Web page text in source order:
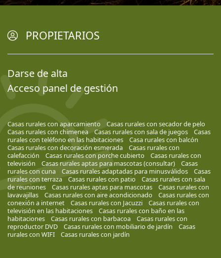
PROPIETARIOS
Darse de alta
Acceso panel de gestión
Casas rurales con aparcamiento
Casas rurales con secador de pelo
Casas rurales con chimenea
Casas rurales con sala de juegos
Casas
rurales con teléfono en las habitaciones
Casa rurales con balcón
Casas rurales con decoración esmerada
Casas rurales con
calefacción
Casas rurales con porche cubierto
Casas rurales con
televisión
Casas rurales aptas para mascotas (consultar)
Casas
rurales con cuna
Casas rurales adaptadas para minusválidos
Casas
rurales con terraza
Casas rurales con patio
Casas rurales con sala
de reuniones
Casas rurales aptas para mascotas
Casas rurales con
lavavajillas
Casas rurales con aire acondicionado
Casas rurales con
conexión a internet
Casas rurales con Jacuzzi
Casas rurales con
televisión en las habitaciones
Casas rurales con baño en las
habitaciones
Casas rurales con barbacoa
Casas rurales con
reproductor DVD
Casas rurales con mobiliario de jardín
Casas
rurales con WIFI
Casas rurales con jardín